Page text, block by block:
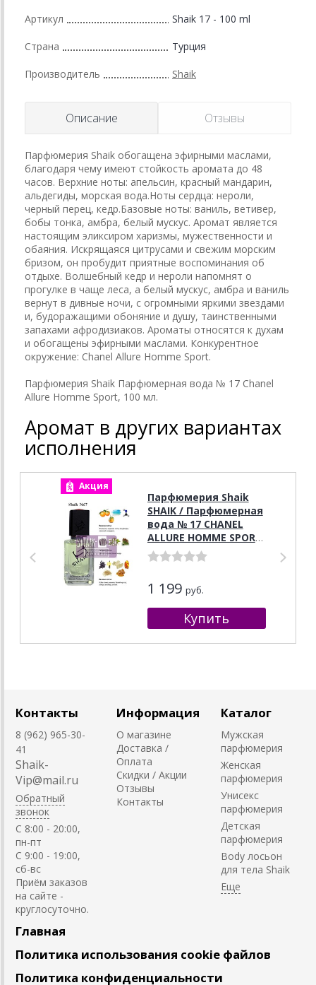
Артикул Shaik 17 - 100 ml
Страна Турция
Производитель Shaik
Описание Отзывы
Парфюмерия Shaik обогащена эфирными маслами,
благодаря чему имеют стойкость аромата до 48
часов. Верхние ноты: апельсин, красный мандарин,
альдегиды, морская вода.Ноты сердца: нероли,
черный перец, кедр.Базовые ноты: ваниль, ветивер,
бобы тонка, амбра, белый мускус. Аромат является
настоящим эликсиром харизмы, мужественности и
обаяния. Искрящаяся цитрусами и свежим морским
бризом, он пробудит приятные воспоминания об
отдыхе. Волшебный кедр и нероли напомнят о
прогулке в чаще леса, а белый мускус, амбра и ваниль
вернут в дивные ночи, с огромными яркими звездами
и, будоражащими обоняние и душу, таинственными
запахами афродизиаков. Ароматы относятся к духам
и обогащены эфирными маслами. Конкурентное
окружение: Chanel Allure Homme Sport.
Парфюмерия Shaik Парфюмерная вода № 17 Chanel
Allure Homme Sport, 100 мл.
Аромат в других вариантах
исполнения
Акция
Парфюмерия Shaik
SHAIK / Парфюмерная
вода № 17 CHANEL
ALLURE HOMME SPORT
, 50 мл.
1 199 руб.
Контакты
8 (962) 965-30-
41
Shaik-
Vip@mail.ru
Обратный
звонок
C 8:00 - 20:00,
пн-пт
С 9:00 - 19:00,
сб-вс
Приём заказов
на сайте -
круглосуточно.
Информация
О магазине
Доставка /
Оплата
Скидки / Акции
Отзывы
Контакты
Каталог
Мужская
парфюмерия
Женская
парфюмерия
Унисекс
парфюмерия
Детская
парфюмерия
Body лосьон
для тела Shaik
Главная
Политика использования cookie файлов
Политика конфиденциальности